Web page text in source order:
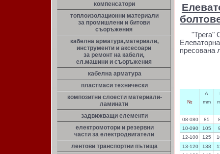
компенсатори
топлоизолационни материали
за промишлени и битови
съоръжения
кабелна арматура,материали,
инструменти и аксесоари
за ремонт на кабели,
ел.машини и съоръжения
кабелна арматура
пластмаси технически
композитни слоести материали-
ламинати
задвижващи елементи
електромотори и резервни
части за електродвигатели
лентови транспортни пътища
"Трега"
пресована
№
A
mm
08-080 85
10-090
105
12-100
125
13-120
138